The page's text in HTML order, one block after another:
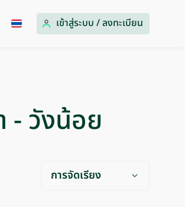
เข้าสู่ระบบ /ลงทะเบียน
- วังน้อย
การจัดเรียง